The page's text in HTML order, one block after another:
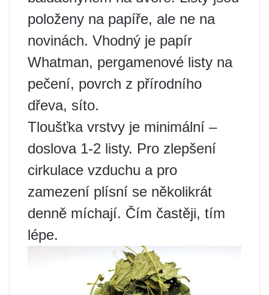
položeny na papíře, ale ne na
novinách. Vhodný je papír
Whatman, pergamenové listy na
pečení, povrch z přírodního
dřeva, síto.
Tloušťka vrstvy je minimální –
doslova 1-2 listy. Pro zlepšení
cirkulace vzduchu a pro
zamezení plísní se několikrát
denně míchají. Čím častěji, tím
lépe.